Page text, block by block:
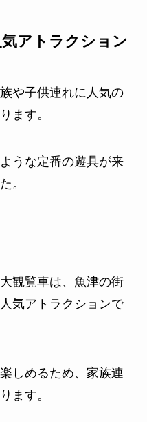
アトラクション
や子供連れに人気の
ます。
うな定番の遊具が来
。
観覧車は、魚津の街
気アトラクションで
しめるため、家族連
ます。